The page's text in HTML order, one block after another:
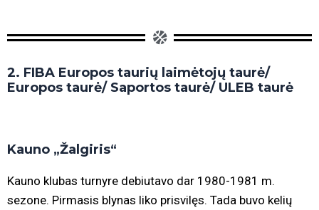
2. FIBA Europos taurių laimėtojų taurė/
Europos taurė/ Saportos taurė/ ULEB taurė
Kauno „Žalgiris“
Kauno klubas turnyre debiutavo dar 1980-1981 m.
sezone. Pirmasis blynas liko prisvilęs. Tada buvo kelių